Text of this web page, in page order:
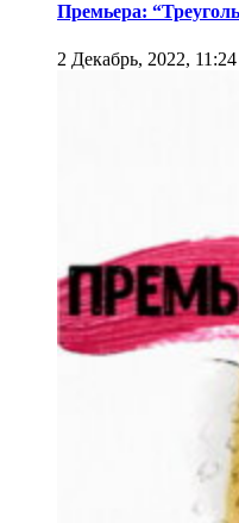
Премьера:
2 Декабрь, 2022, 11:24